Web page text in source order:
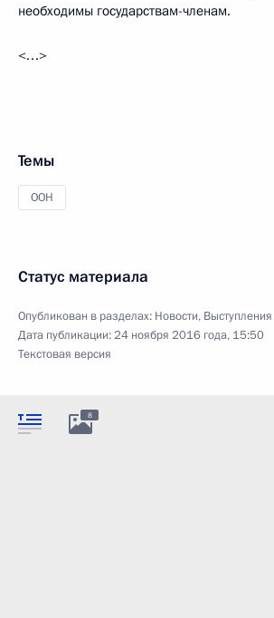
необходимы государствам-членам.
<…>
Темы
ООН
Статус материала
Опубликован в разделах: Новости,
Дата публикации:24 ноября 2016 года, 15:50
Текстовая версия
8